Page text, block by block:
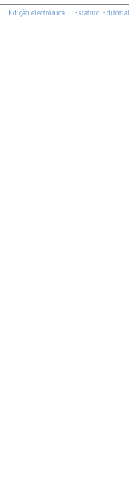
Edição electrónica Estatuto Editorial